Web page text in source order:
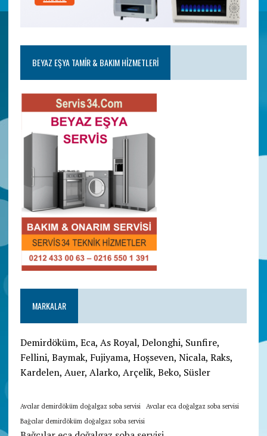
BEYAZ EŞYA TAMIR & BAKIM HIZMETLERI
MARKALAR
Demirdöküm, Eca, As Royal, Delonghi, Sunfire,
Fellini, Baymak, Fujiyama, Hoşseven, Nicala, Raks,
Kardelen, Auer, Alarko, Arçelik, Beko, Süsler
Avcılar demirdöküm doğalgaz soba servisi
Avcılar eca doğalgaz soba servisi
Bağcılar demirdöküm doğalgaz soba servisi